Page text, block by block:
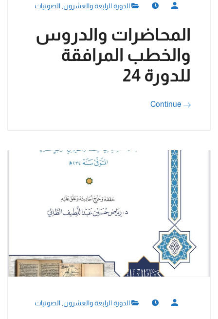
الدورة الرابعة والعشرون الصوتيات
المحاضرات والدروس
والخطب المرافقة
للدورة 24
Continue
الدورة الرابعة والعشرون, الصوتيات